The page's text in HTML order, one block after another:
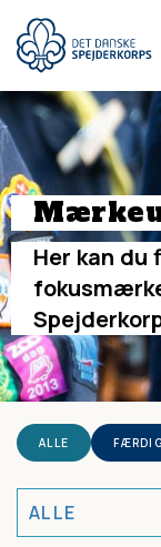
hovedindhold
Her kan du
ALLE
ALLE